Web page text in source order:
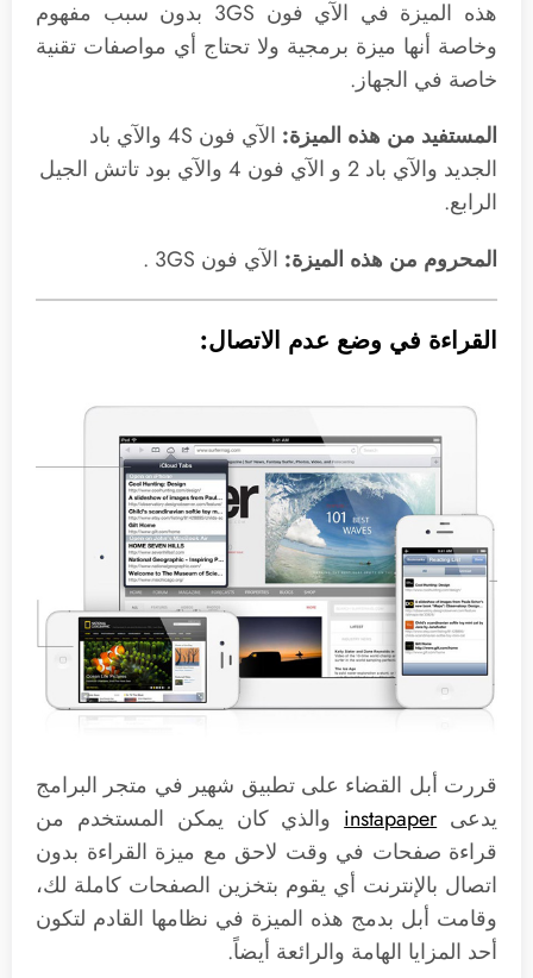
هذه الميزة في الآي فون 3GS بدون سبب مفهوم
وخاصة أنها ميزة برمجية ولا تحتاج أي مواصفات تقنية
خاصة في الجهاز.
المستفيد من هذه الميزة:
الآي فون 4S والآي باد
الجديد والآي باد 2 و الآي فون 4 والآي بود تاتش الجيل
الرابع.
المحروم من هذه الميزة: الآي فون 3GS .
القراءة في وضع عدم الاتصال:
قررت أبل القضاء على تطبيق شهير في متجر البرامج
يدعى instapaper والذي كان يمكن المستخدم من
قراءة صفحات في وقت لاحق مع ميزة القراءة بدون
اتصال بالإنترنت أي يقوم بتخزين الصفحات كاملة لك،
وقامت أبل بدمج هذه الميزة في نظامها القادم لتكون
أحد المزايا الهامة والرائعة أيضاً.